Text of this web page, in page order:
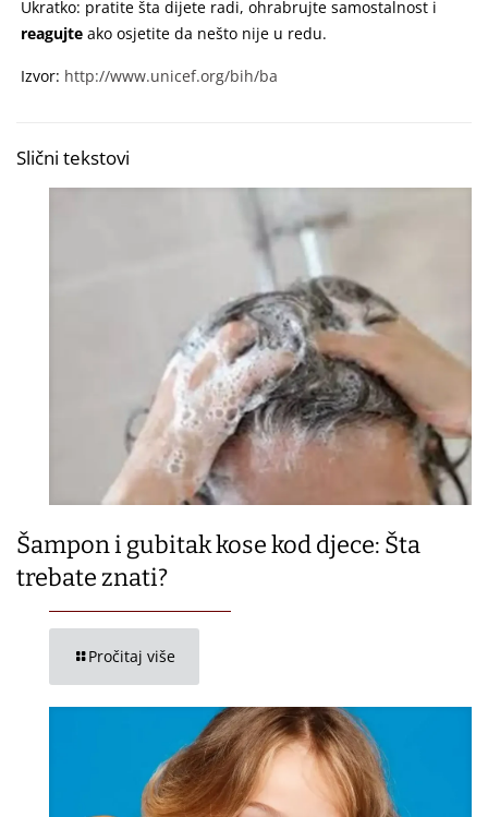
Ukratko: pratite šta dijete radi, ohrabrujte samostalnost i
reagujte ako osjetite da nešto nije u redu.
Izvor: http://www.unicef.org/bih/ba
Slični tekstovi
Šampon i gubitak kose kod djece: Šta
trebate znati?
Pročitaj više